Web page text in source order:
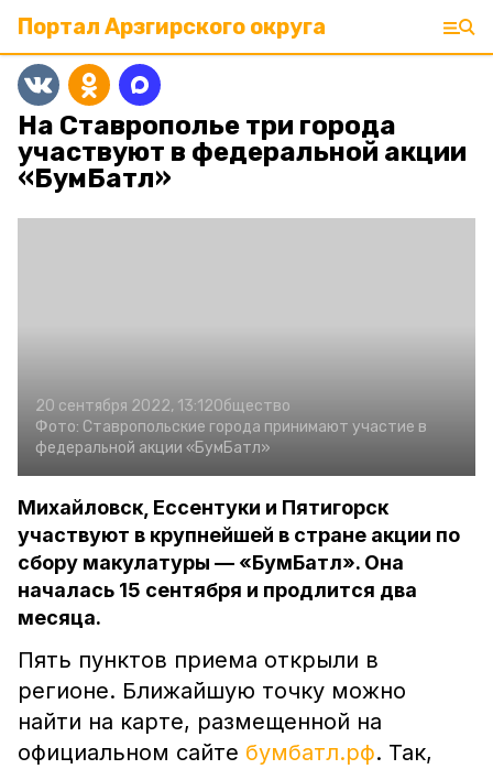
Портал Арзгирского округа
На Ставрополье три города
участвуют в федеральной акции
«БумБатл»
20 сентября 2022, 13:12Общество
Фото: Ставропольские города принимают участие в
федеральной акции «БумБатл»
Михайловск, Ессентуки и Пятигорск
участвуют в крупнейшей в стране акции по
сбору макулатуры — «БумБатл». Она
началась 15 сентября и продлится два
месяца.
Пять пунктов приема открыли в
регионе. Ближайшую точку можно
найти на карте, размещенной на
официальном сайте бумбатл.рф. Так,